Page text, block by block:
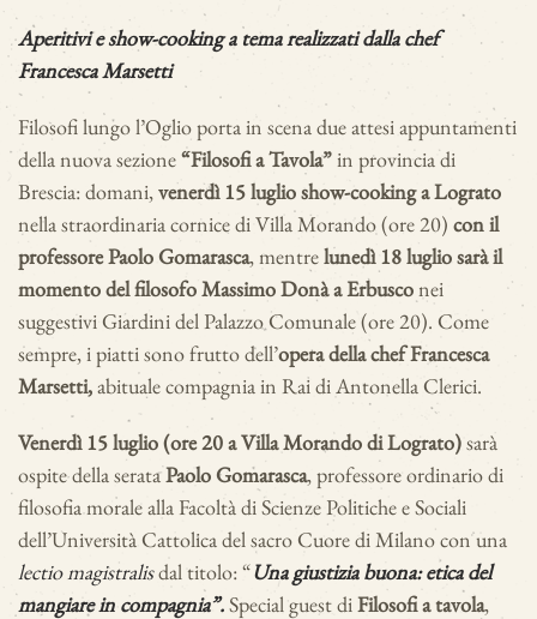
Aperitivi e show-cooking a tema realizzati dalla chef
Francesca Marsetti
Filosofi lungo l’Oglio porta in scena due attesi appuntamenti
della nuova sezione“Filosofi a Tavola”in provincia di
Brescia: domani,venerdì 15 luglio show-cooking a Lograto
nella straordinaria cornice di Villa Morando (ore 20) con il
professore Paolo Gomarasca, mentrelunedì 18 luglio sarà il
momento del filosofo Massimo Donà a Erbusconei
suggestivi Giardini del Palazzo Comunale (ore 20). Come
sempre, i piatti sono frutto dell’opera della chef Francesca
Marsetti,abituale compagnia in Rai di Antonella Clerici.
Venerdì 15 luglio (ore 20 a Villa Morando di Lograto)sarà
ospite della serataPaolo Gomarasca, professore ordinario di
filosofia morale alla Facoltà di Scienze Politiche e Sociali
dell’Università Cattolica del sacro Cuore di Milano con una
lectio magistralisdal titolo: “Una giustizia buona: etica del
mangiare in compagnia”.Special guest diFilosofi a tavola,